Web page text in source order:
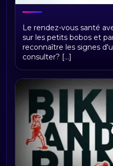
A TA SANTÉ
Le rendez-vous santé
sur les petits bobos et
reconnaître les signes
consulter? [...]